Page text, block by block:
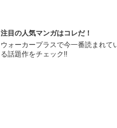
注目の人気マンガはコレだ！
ウォーカープラスで今一番読まれて
る話題作をチェック!!